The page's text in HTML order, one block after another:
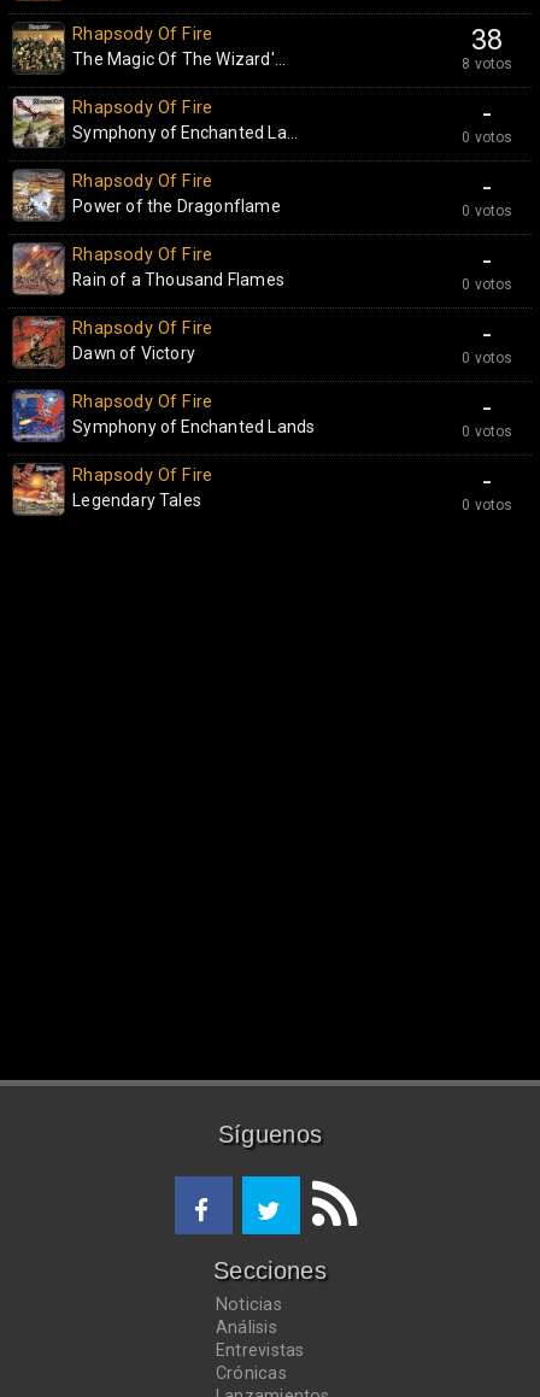
38
8 votos
Rhapsody Of Fire
The Magic Of The Wizard'...
-
0 votos
Rhapsody Of Fire
Symphony of Enchanted La...
-
0 votos
Rhapsody Of Fire
Power of the Dragonflame
-
0 votos
Rhapsody Of Fire
Rain of a Thousand Flames
-
0 votos
Rhapsody Of Fire
Dawn of Victory
-
0 votos
Rhapsody Of Fire
Symphony of Enchanted Lands
-
0 votos
Rhapsody Of Fire
Legendary Tales
Síguenos
Secciones
Noticias
Análisis
Entrevistas
Crónicas